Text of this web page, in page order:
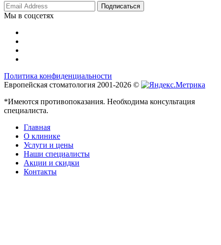
Мы в соцсетях
Политика конфиденциальности
Европейская стоматология 2001-2026 ©
*Имеются противопоказания. Необходима консультация
специалиста.
Главная
О клинике
Услуги и цены
Наши специалисты
Акции и скидки
Контакты